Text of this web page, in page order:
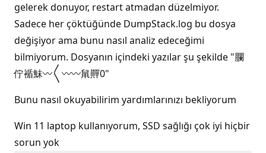
gelerek donuyor, restart atmadan düzelmiyor.
Sadece her çöktüğünde DumpStack.log bu dosya
değişiyor ama bunu nasıl analiz edeceğimi
bilmiyorum. Dosyanın içindeki yazılar şu şekilde "䑌
佇䙉䱅〰〱〰〰䑕䵐0"
Bunu nasıl okuyabilirim yardımlarınızı bekliyorum
Win 11 laptop kullanıyorum, SSD sağlığı çok iyi hiçbir
sorun yok